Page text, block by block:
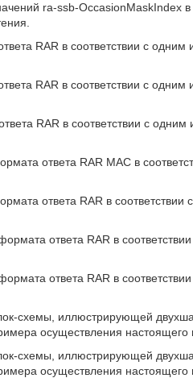
ra-ssb-OccasionMaskIndex в
RAR в соответствии с
RAR в соответствии с
RAR в соответствии с
ответа RAR MAC в
ответа RAR в
ответа RAR в
ответа RAR в
схемы, иллюстрирующей
осуществления настоящего
схемы, иллюстрирующей
осуществления настоящего